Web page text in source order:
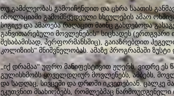
თუ გამძლეობას გამოიჩენდით და ცხრა საათის
იზოლაციაში გამომწყვდეული სხეულების ამაო
სიგიჟე და ამაოება რაღაცით მაინც გახდებოდა
განვითარებული მოვლენების“ სიცხადეს (ერთგვარი
შესაბამისად, პერფორმანსშიც), გაიაზრებდით
კოლიზიის“ მნიშვნელობას. ამაზე პროგრამაში
„იქ დრამაა“ უფრო მანიფესტივით ჟღერს, ვიდრე ეს
გულისხმობს ყოველდღიურ მოვლენებს, ამბებს,
და სადღაც, სივცეში და დროში იკვეთებიან. ცალკე
ეკუთვნით მსახიობებს, რომლებმაც წარმოუდგენელი